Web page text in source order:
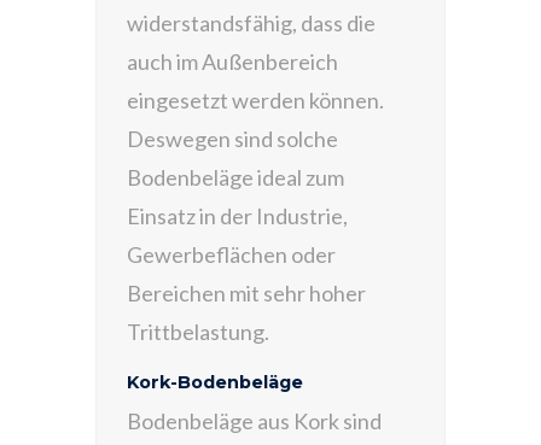
widerstandsfähig, dass die
auch im Außenbereich
eingesetzt werden können.
Deswegen sind solche
Bodenbeläge ideal zum
Einsatz in der Industrie,
Gewerbeflächen oder
Bereichen mit sehr hoher
Trittbelastung.
Kork-Bodenbeläge
Bodenbeläge aus Kork sind